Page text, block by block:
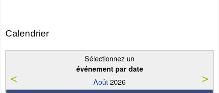
Calendrier
Sélectionnez un
événement par date
Août2026